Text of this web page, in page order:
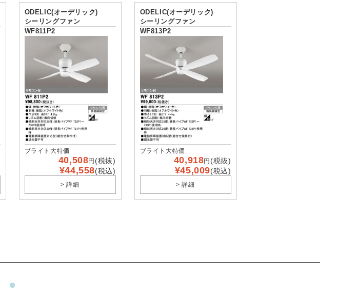
ODELIC(オーデリック)
シーリングファン
WF811P2
ブライト大特価
40,508円 (税抜)
¥44,558(税込)
> 詳細
ODELIC(オーデリック)
シーリングファン
WF813P2
ブライト大特価
40,918円 (税抜)
¥45,009(税込)
> 詳細